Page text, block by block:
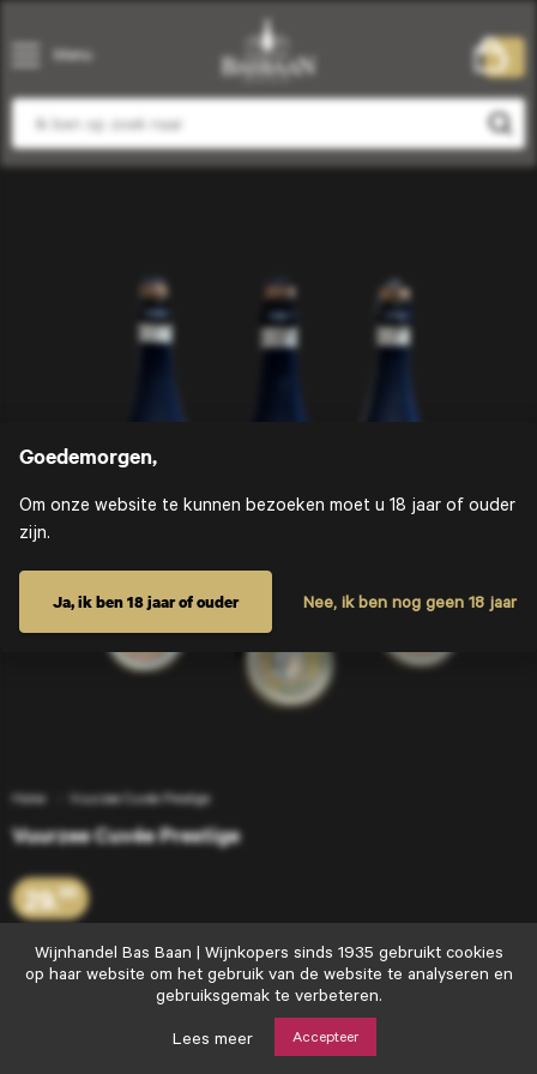
Menu
Home Vuurzee Cuvée Prestige
Vuurzee Cuvée Prestige
29.95
+ Voeg toe
Goedemorgen,
Om onze website te kunnen bezoeken moet u 18 jaar of ouder
zijn.
Ja, ik ben 18 jaar of ouder Nee, ik ben nog geen 18 jaar
Wijnhandel
Bas
Baan
Wijnhandel Bas Baan | Wijnkopers sinds 1935 gebruikt cookies
op haar website om het gebruik van de website te analyseren en
gebruiksgemak te verbeteren.
Lees meer Accepteer